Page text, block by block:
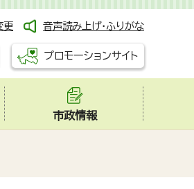
更 音声読み上げ・ふりがな
プロモーションサイト
市政情報